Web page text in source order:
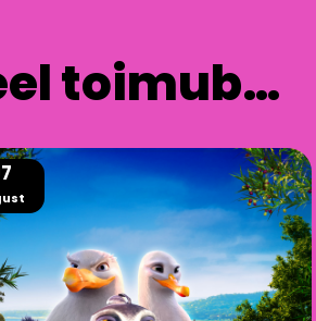
toimub…